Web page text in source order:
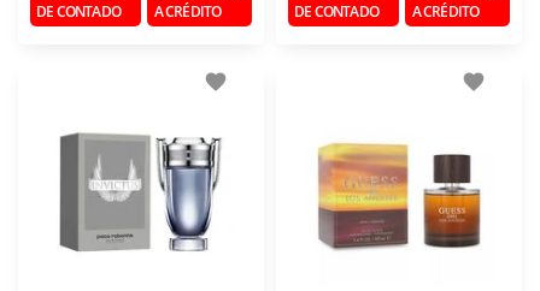
DE CONTADO
A CRÉDITO
DE CONTADO
A CRÉDITO
favorite favorite